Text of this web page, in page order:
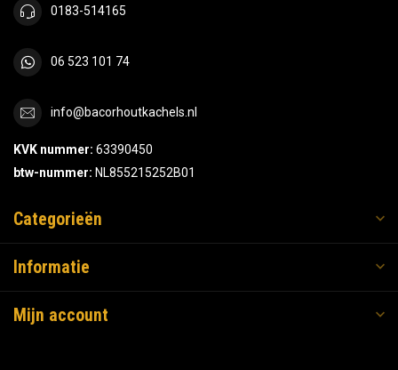
0183-514165
06 523 101 74
info@bacorhoutkachels.nl
KVK nummer: 63390450
btw-nummer: NL855215252B01
Categorieën
Informatie
Mijn account